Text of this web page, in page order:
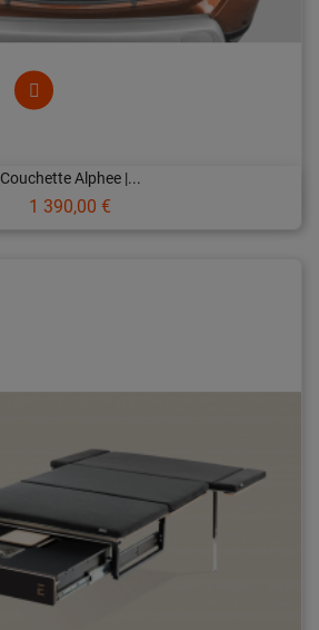
Couchette Alphee |...
Prix
1 390,00 €